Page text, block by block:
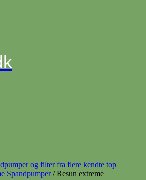
og filter fra flere kendte top
Spandpumper/ Resun extreme